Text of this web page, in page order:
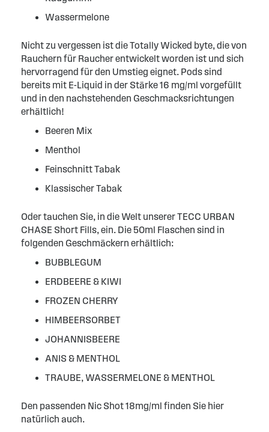
Wassermelone
Nicht zu vergessen ist die Totally Wicked byte, die von
Rauchern für Raucher entwickelt worden ist und sich
hervorragend für den Umstieg eignet. Pods sind
bereits mit E-Liquid in der Stärke 16 mg/ml vorgefüllt
und in den nachstehenden Geschmacksrichtungen
erhältlich!
Beeren Mix
Menthol
Feinschnitt Tabak
Klassischer Tabak
Oder tauchen Sie, in die Welt unserer TECC URBAN
CHASE Short Fills, ein. Die 50ml Flaschen sind in
folgenden Geschmäckern erhältlich:
BUBBLEGUM
ERDBEERE & KIWI
FROZEN CHERRY
HIMBEERSORBET
JOHANNISBEERE
ANIS & MENTHOL
TRAUBE, WASSERMELONE & MENTHOL
Den passenden Nic Shot 18mg/ml finden Sie hier
natürlich auch.